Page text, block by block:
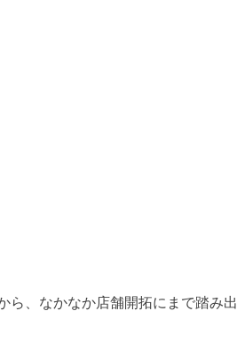
ら、なかなか店舗開拓にまで踏み出